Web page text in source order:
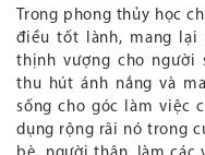
Trong phong thủy học
điều tốt lành, mang lại
thịnh vượng cho người
thu hút ánh nắng và
sống cho góc làm việc
dụng rộng rãi nó trong